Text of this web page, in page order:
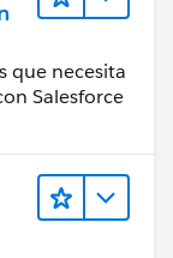
que necesita
Salesforce